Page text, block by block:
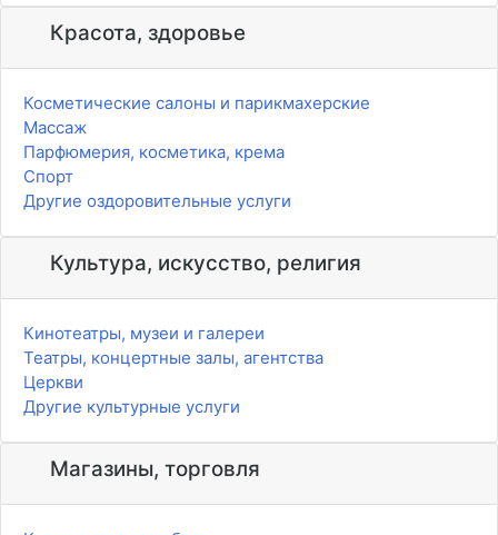
Красота, здоровье
Косметические салоны и парикмахерские
Массаж
Парфюмерия, косметика, крема
Спорт
Другие оздоровительные услуги
Культура, искусство, религия
Кинотеатры, музеи и галереи
Театры, концертные залы, агентства
Церкви
Другие культурные услуги
Магазины, торговля